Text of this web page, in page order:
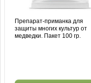
Препарат-приманка для
защиты многих культур от
медведки. Пакет 100 гр.